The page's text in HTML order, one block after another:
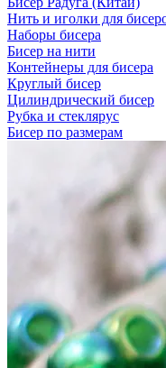
Нить и иголки для
Наборы бисера
Бисер на нити
Контейнеры для бисера
Круглый бисер
Цилиндрический бисер
Рубка и стеклярус
Бисер по размерам